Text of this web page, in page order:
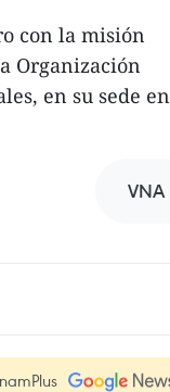
con la misión
Organización
en su sede en
VNA